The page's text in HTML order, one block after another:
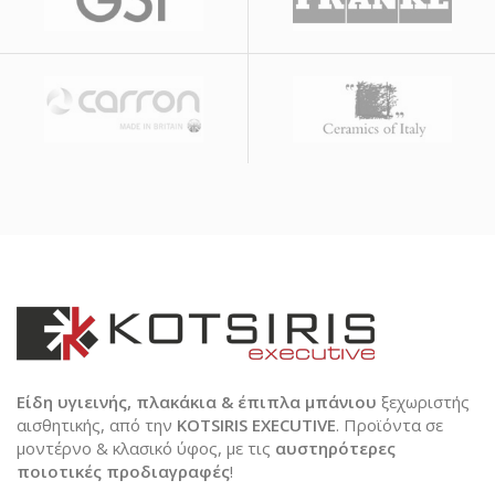
Είδη υγιεινής, πλακάκια & έπιπλα μπάνιου ξεχωριστής
αισθητικής, από την KOTSIRIS EXECUTIVE. Προϊόντα σε
μοντέρνο & κλασικό ύφος, με τις αυστηρότερες
ποιοτικές προδιαγραφές!